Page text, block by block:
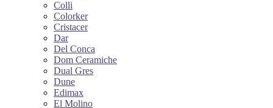
Colli
Colorker
Cristacer
Dar
Del Conca
Dom Ceramiche
Dual Gres
Dune
Edimax
El Molino